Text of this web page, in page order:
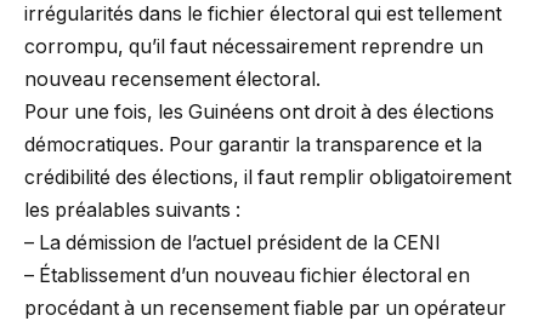
irrégularités dans le fichier électoral qui est tellement
corrompu, qu’il faut nécessairement reprendre un
nouveau recensement électoral.
Pour une fois, les Guinéens ont droit à des élections
démocratiques. Pour garantir la transparence et la
crédibilité des élections, il faut remplir obligatoirement
les préalables suivants :
– La démission de l’actuel président de la CENI
– Établissement d’un nouveau fichier électoral en
procédant à un recensement fiable par un opérateur